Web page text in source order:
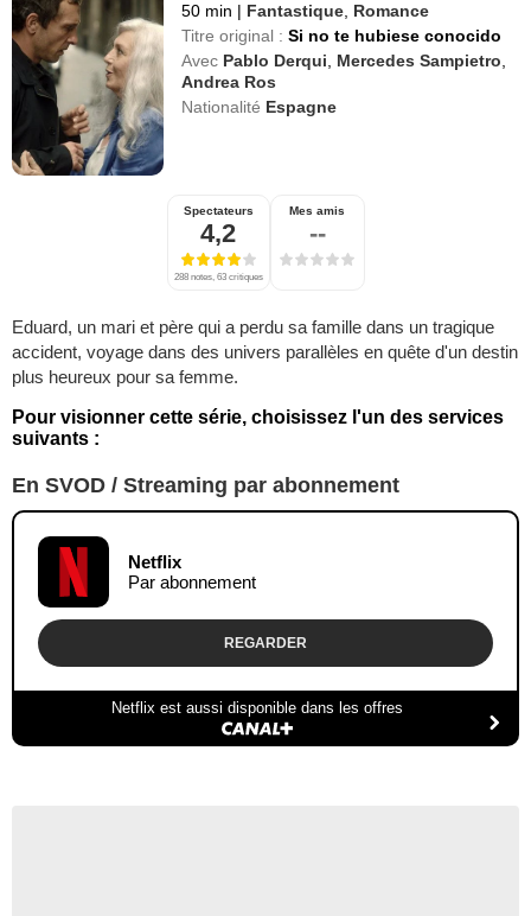
50 min | Fantastique Romance
Titre original : Si no te hubiese conocido
Avec Pablo Derqui Mercedes Sampietro
Andrea Ros
Nationalité Espagne
Spectateurs
4,2
288 notes, 63 critiques
Mes amis
--
Eduard, un mari et père qui a perdu sa famille dans un tragique
accident, voyage dans des univers parallèles en quête d'un destin
plus heureux pour sa femme.
Pour visionner cette série, choisissez l'un des services
suivants :
En SVOD / Streaming par abonnement
Netflix
Par abonnement
REGARDER
Netflix est aussi disponible dans les offres